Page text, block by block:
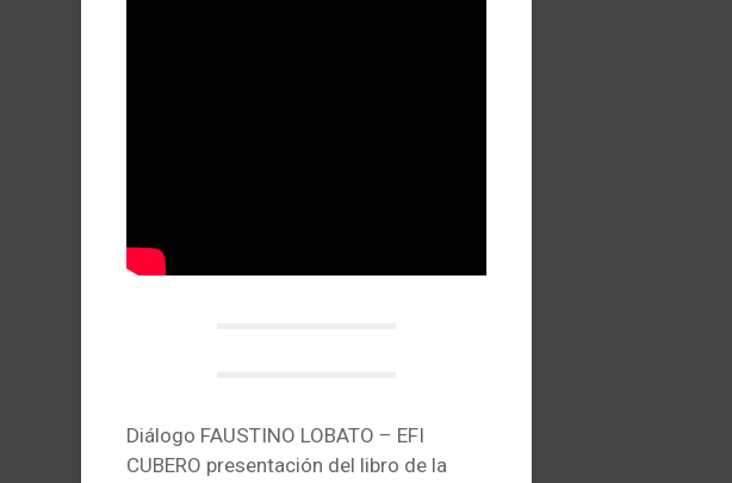
Diálogo FAUSTINO LOBATO – EFI
CUBERO presentación del libro de la